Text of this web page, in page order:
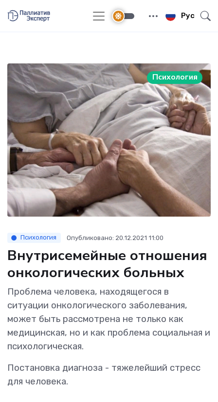
Рус
Психология
Психология Опубликовано: 20.12.2021 11:00
Внутрисемейные отношения
онкологических больных
Проблема человека, находящегося в
ситуации онкологического заболевания,
может быть рассмотрена не только как
медицинская, но и как проблема социальная и
психологическая.
Постановка диагноза - тяжелейший стресс
для человека.